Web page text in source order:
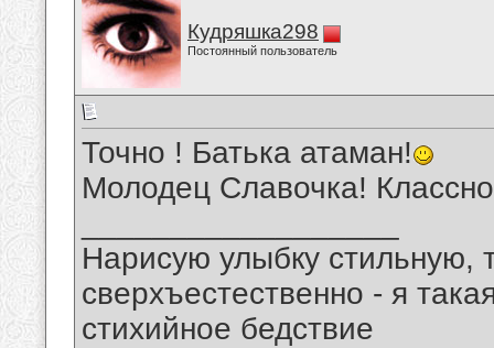
Кудряшка298
Постоянный пользователь
Точно ! Батька атаман!
Молодец Славочка!
Нарисую улыбку стильную,
сверхъестественно - я
стихийное бедствие